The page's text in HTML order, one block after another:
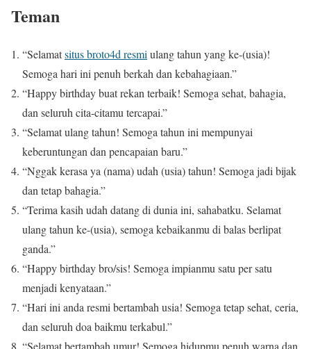
Teman
“Selamatsitus broto4d resmi ulang tahun yang ke-(usia)!
Semoga hari ini penuh berkah dan kebahagiaan.”
“Happy birthday buat rekan terbaik! Semoga sehat, bahagia,
dan seluruh cita-citamu tercapai.”
“Selamat ulang tahun! Semoga tahun ini mempunyai
keberuntungan dan pencapaian baru.”
“Nggak kerasa ya (nama) udah (usia) tahun! Semoga jadi bijak
dan tetap bahagia.”
“Terima kasih udah datang di dunia ini, sahabatku. Selamat
ulang tahun ke-(usia), semoga kebaikanmu di balas berlipat
ganda.”
“Happy birthday bro/sis! Semoga impianmu satu per satu
menjadi kenyataan.”
“Hari ini anda resmi bertambah usia! Semoga tetap sehat, ceria,
dan seluruh doa baikmu terkabul.”
“Selamat bertambah umur! Semoga hidupmu penuh warna dan